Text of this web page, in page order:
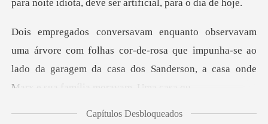
para noite idiota, de
folhas cor-de-rosa que impunha-se ao
lado da garagem da casa do
Capítulos Desbloqueados